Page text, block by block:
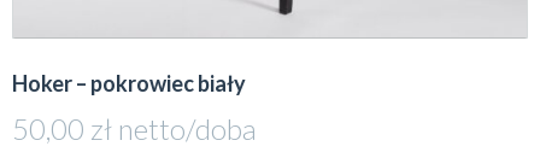
Hoker – pokrowiec biały
50,00 zł netto/doba